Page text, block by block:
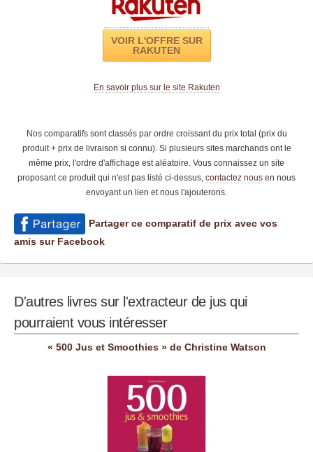
VOIR L'OFFRE SUR
RAKUTEN
En savoir plus sur le site Rakuten
Nos comparatifs sont classés par ordre croissant du prix total (prix du
produit + prix de livraison si connu). Si plusieurs sites marchands ont le
même prix, l'ordre d'affichage est aléatoire. Vous connaissez un site
proposant ce produit qui n'est pas listé ci-dessus, contactez nous en nous
envoyant un lien et nous l'ajouterons.
Partager ce comparatif de prix avec vos
amis sur Facebook
D'autres livres sur l'extracteur de jus qui
pourraient vous intéresser
« 500 Jus et Smoothies » de Christine Watson